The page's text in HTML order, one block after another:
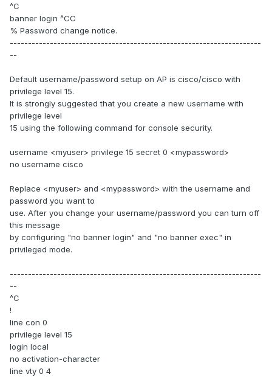
^C
banner login ^CC
% Password change notice.
---------------------------------------------------------------------
--
Default username/password setup on AP is cisco/cisco with
privilege level 15.
It is strongly suggested that you create a new username with
privilege level
15 using the following command for console security.
username <myuser> privilege 15 secret 0 <mypassword>
no username cisco
Replace <myuser> and <mypassword> with the username and
password you want to
use. After you change your username/password you can turn off
this message
by configuring "no banner login" and "no banner exec" in
privileged mode.
---------------------------------------------------------------------
--
^C
!
line con 0
privilege level 15
login local
no activation-character
line vty 0 4